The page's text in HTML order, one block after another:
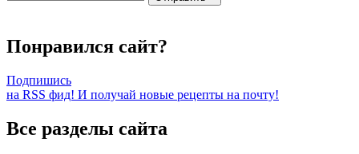
Понравился сайт?
Подпишись
на RSS фид! И получай новые рецепты на почту!
Все разделы сайта